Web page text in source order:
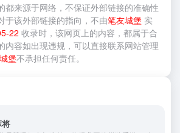
都来源于网络，不保证外部链接的准确性
于该外部链接的指向，不由笔友城堡 实
22 收录时，该网页上的内容，都属于合
内容如出现违规，可以直接联系网站管理
堡不承担任何责任。